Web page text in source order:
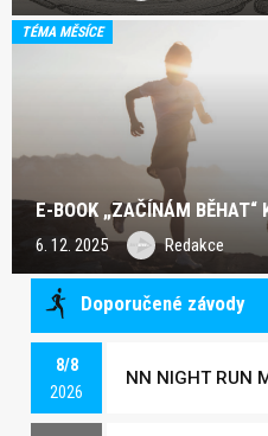
TÉMA MĚSÍCE
E-BOOK „ZAČÍNÁM
6. 12. 2025 Redakce
Doporučené závody
8/8
2026
NN NIGHT RUN